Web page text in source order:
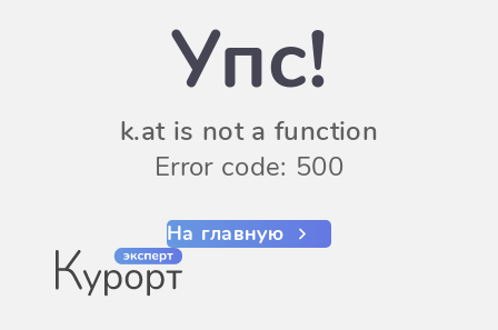
Упс!
k.at is not a function
Error code: 500
На главную